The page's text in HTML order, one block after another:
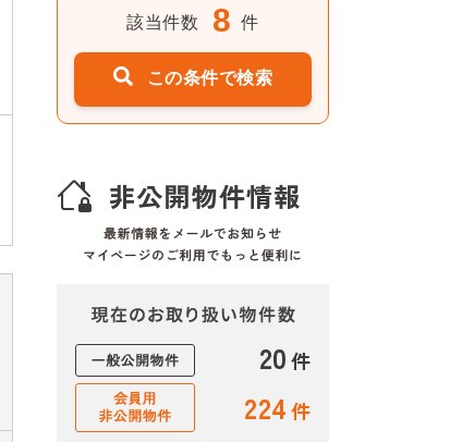
該当件数 8 件
この条件で検索
20件
224件